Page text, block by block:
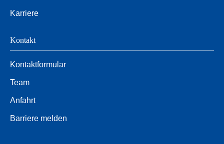
Karriere
Kontakt
Kontaktformular
Team
Anfahrt
Barriere melden